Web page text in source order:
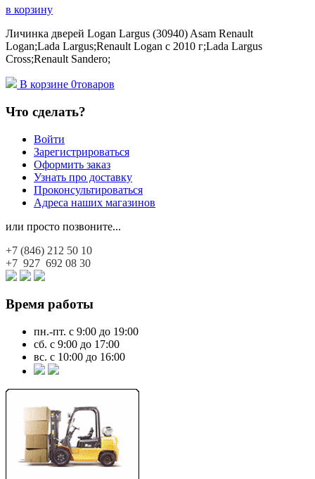
в корзину
Личинка дверей Logan Largus (30940) Asam Renault
Logan;Lada Largus;Renault Logan c 2010 г;Lada Largus
Cross;Renault Sandero;
В корзине 0товаров
Что сделать?
Войти
Зарегистрироваться
Оформить заказ
Узнать про доставку
Проконсультироваться
Адреса наших магазинов
или просто позвоните...
+7 (846) 212 50 10
+7 927 692 08 30
Время работы
пн.-пт. с 9:00 до 19:00
сб. с 9:00 до 17:00
вс. с 10:00 до 16:00